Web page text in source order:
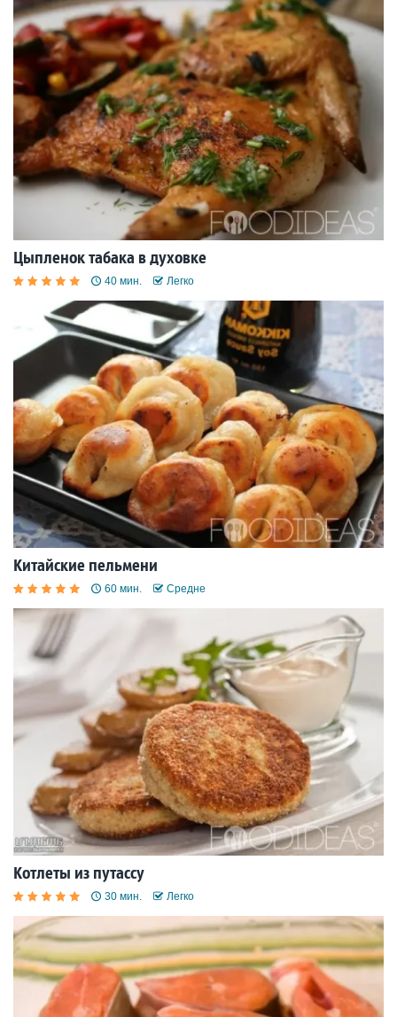
Цыпленок табака в духовке
40 мин. Легко
Китайские пельмени
60 мин. Средне
Котлеты из путассу
30 мин. Легко